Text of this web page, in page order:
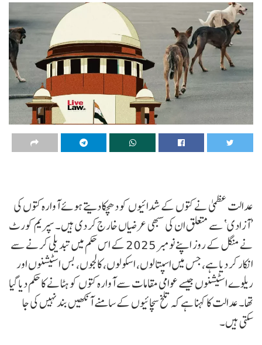
عدالت عظمیٰ نے کتوں کے شدائیوں کو دھچکا دیتے ہوئے آوارہ کتوں کی
’آزادی‘ سے متعلق ان کی سبھی عرضیاں خارج کر دی ہیں۔ سپریم کورٹ
نے منگل کے روز اپنے نومبر 2025 کے اس حکم میں تبدیلی کرنے سے
انکار کر دیا ہے، جس میں اسپتالوں، اسکولوں، کالجوں، بس اسٹیشنوں اور
ریلوے اسٹیشنوں جیسے عوامی مقامات سے آوارہ کتوں کو ہٹانے کا حکم دیا گیا
تھا۔ عدالت کا کہنا ہے کہ تلخ سچائیوں کے سامنے آنکھیں بند نہیں کی جا
سکتی ہیں۔